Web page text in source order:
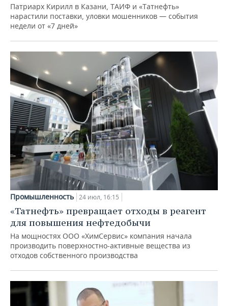
Патриарх Кирилл в Казани, ТАИФ и «Татнефть»
нарастили поставки, уловки мошенников — события
недели от «7 дней»
Промышленность 24 июл, 16:15
«Татнефть» превращает отходы в реагент
для повышения нефтедобычи
На мощностях ООО «ХимСервис» компания начала
производить поверхностно-активные вещества из
отходов собственного производства